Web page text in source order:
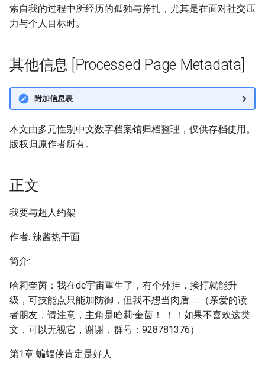
索自我的过程中所经历的孤独与挣扎，尤其是在面对社交压
力与个人目标时。
其他信息 [Processed Page Metadata]
附加信息表
本文由多元性别中文数字档案馆归档整理，仅供存档使用。
版权归原作者所有。
正文
我要与超人约架
作者: 辣酱热干面
简介:
哈莉奎茵：我在dc宇宙重生了，有个外挂，挨打就能升
级，可技能点只能加防御，但我不想当肉盾......（亲爱的读
者朋友，请注意，主角是哈莉·奎茵！ ！！如果不喜欢这类
文，可以无视它，谢谢，群号：928781376）
第1章 蝙蝠侠肯定是好人